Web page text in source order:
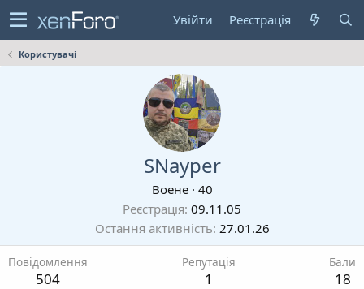
Увійти Реєстрація
Користувачі
SNayper
Воене · 40
Реєстрація 09.11.05
Остання активність 27.01.26
Повідомлення
504
Репутація
1
Бали
18